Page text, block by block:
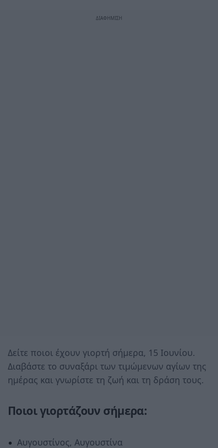
Δείτε ποιοι έχουν γιορτή σήμερα, 15 Ιουνίου.
Διαβάστε το συναξάρι των τιμώμενων αγίων της
ημέρας και γνωρίστε τη ζωή και τη δράση τους.
Ποιοι γιορτάζουν σήμερα:
Αυγουστίνος, Αυγουστίνα